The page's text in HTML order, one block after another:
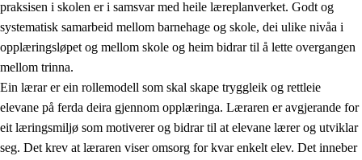
3. Prinsipp for praksisen i skolen
Eit inkluderande læringsmiljø
3.2 Undervisning og tilpassa opplæring
3.3 Samarbeid mellom heim og skole
praksisen i skolen er i samsvar med heile læreplanverket. Godt og
systematisk samarbeid mellom barnehage og skole, dei ulike nivåa i
opplæringsløpet og mellom skole og heim bidrar til å lette overgangen
mellom trinna.
Ein lærar er ein rollemodell som skal skape tryggleik og rettleie
elevane på ferda deira gjennom opplæringa. Læraren er avgjerande for
eit læringsmiljø som motiverer og bidrar til at elevane lærer og utviklar
seg. Det krev at læraren viser omsorg for kvar enkelt elev. Det inneber